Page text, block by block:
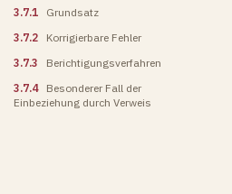
3.7.1
Grundsatz
3.7.2
Korrigierbare Fehler
3.7.3
Berichtigungsverfahren
3.7.4
Besonderer Fall der
Einbeziehung durch Verweis